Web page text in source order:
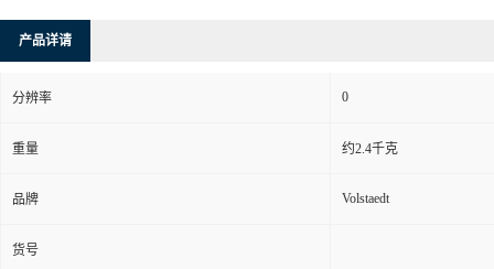
产品详请
分辨率 0
重量 约2.4千克
品牌 Volstaedt
货号